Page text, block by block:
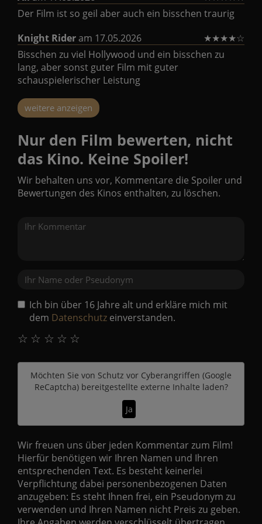
Der Film ist so geil aber auch ein bisschen traurig
Knight Rideram 17.05.2026 ★★★★☆
Bisschen zu viel Hollywood und ein bisschen zu
lang, aber sonst guter Film mit guter
schauspielerischer Leistung
weitere anzeigen
Nur den Film bewerten, nicht
das Kino. Keine Spoiler!
Wir behalten uns vor, Kommentare die Spoiler und
Bewertungen des Kinos enthalten, zu löschen.
Ich bin über 16 Jahre alt und erkläre mich mit
dem Datenschutz einverstanden.
☆
☆
☆
☆
☆
Möchten Sie von Schutz vor Cyberangriffen (Google
ReCaptcha)bereitgestellte externe Inhalte laden?
Ja
Wir freuen uns über jeden Kommentar zum Film!
Hierfür benötigen wir Ihren Namen und Ihren
entsprechenden Text. Es besteht keinerlei
Verpflichtung dabei personenbezogenen Daten
anzugeben: Es steht Ihnen frei, ein Pseudonym zu
verwenden und Ihren Namen nicht Preis zu geben.